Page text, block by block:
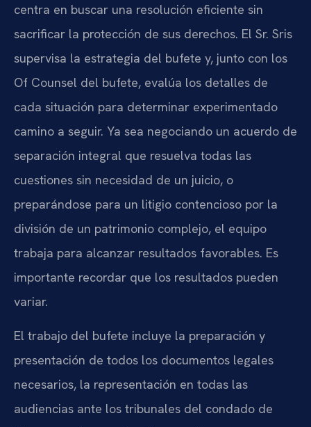
centra en buscar una resolución eficiente sin
sacrificar la protección de sus derechos. El Sr. Sris
supervisa la estrategia del bufete y, junto con los
Of Counsel del bufete, evalúa los detalles de
cada situación para determinar experimentado
camino a seguir. Ya sea negociando un acuerdo de
separación integral que resuelva todas las
cuestiones sin necesidad de un juicio, o
preparándose para un litigio contencioso por la
división de un patrimonio complejo, el equipo
trabaja para alcanzar resultados favorables. Es
importante recordar que los resultados pueden
variar.
El trabajo del bufete incluye la preparación y
presentación de todos los documentos legales
necesarios, la representación en todas las
audiencias ante los tribunales del condado de